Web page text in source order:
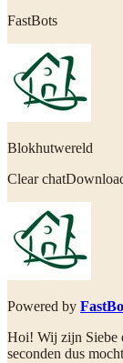
FastBots
Blokhutwereld
Clear
Powered by
Hoi! Wij zijn Siebe
seconden dus